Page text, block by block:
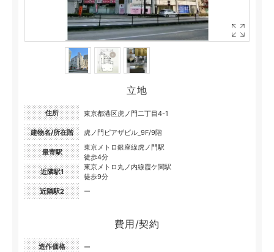
立地
住所 東京都港区虎ノ門二丁目4-1
建物名/所在階 虎ノ門ピアザビル_9F/9階
最寄駅
東京メトロ銀座線虎ノ門駅
徒歩4分
近隣駅1
東京メトロ丸ノ内線霞ケ関駅
徒歩9分
近隣駅2
ー
費用/契約
造作価格 ー